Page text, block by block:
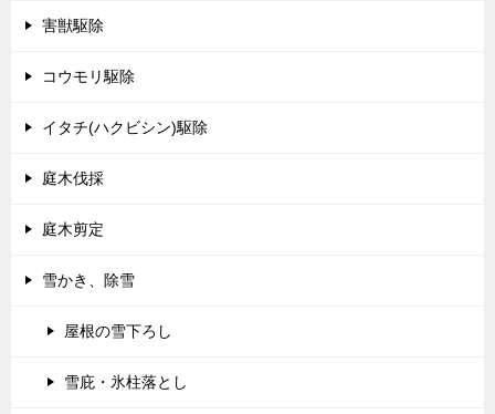
害獣駆除
コウモリ駆除
イタチ(ハクビシン)駆除
庭木伐採
庭木剪定
雪かき、除雪
屋根の雪下ろし
雪庇・氷柱落とし